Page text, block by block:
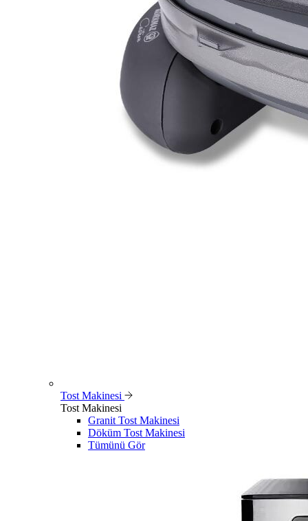
Tost Makinesi
Tost Makinesi
Granit Tost Makinesi
Döküm Tost Makinesi
Tümünü Gör